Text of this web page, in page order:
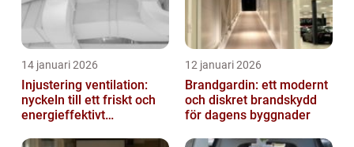
14 januari 2026
Injustering ventilation:
nyckeln till ett friskt och
energieffektivt
12 januari 2026
Brandgardin: ett modernt
och diskret brandskydd
för dagens byggnader